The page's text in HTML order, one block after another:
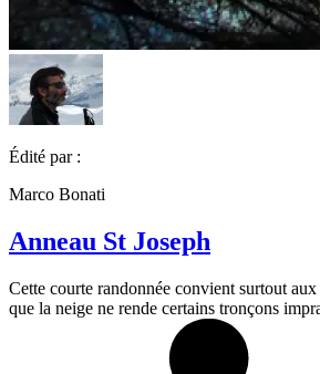
Édité par :
Marco Bonati
Anneau St Joseph
Cette courte randonnée convient surtout
que la neige ne rende certains tronçons